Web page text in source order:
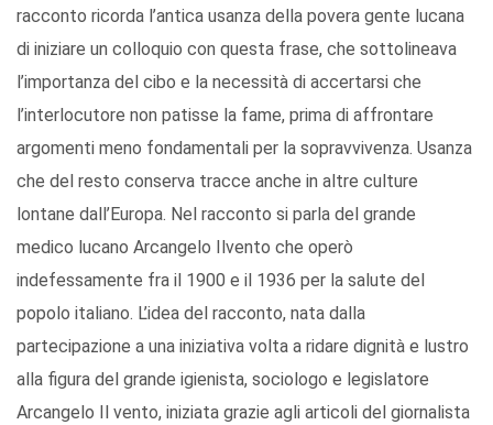
racconto ricorda l’antica usanza della povera gente lucana
di iniziare un colloquio con questa frase, che sottolineava
l’importanza del cibo e la necessità di accertarsi che
l’interlocutore non patisse la fame, prima di affrontare
argomenti meno fondamentali per la sopravvivenza. Usanza
che del resto conserva tracce anche in altre culture
lontane dall’Europa. Nel racconto si parla del grande
medico lucano Arcangelo Ilvento che operò
indefessamente fra il 1900 e il 1936 per la salute del
popolo italiano. L’idea del racconto, nata dalla
partecipazione a una iniziativa volta a ridare dignità e lustro
alla figura del grande igienista, sociologo e legislatore
Arcangelo Il vento, iniziata grazie agli articoli del giornalista